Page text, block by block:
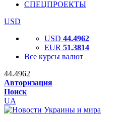
СПЕЦПРОЕКТЫ
USD
USD 44.4962
EUR 51.3814
Все курсы валют
44.4962
Авторизация
Поиск
UA